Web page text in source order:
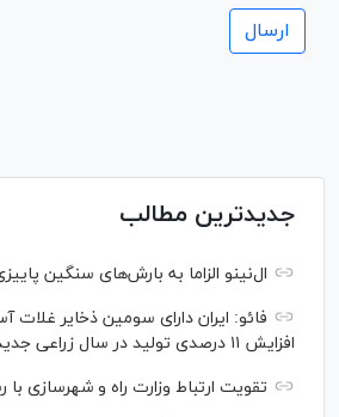
جدیدترین مطالب
ال‌نینو الزاما به بارش‌های سنگین
فائو: ایران دارای سومین ذخایر
افزایش ۱۱ درصدی تولید در سال زراعی جدید
تقویت ارتباط وزارت راه و شهرسازی با